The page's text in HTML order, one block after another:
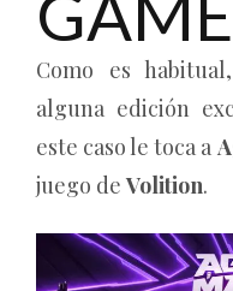
Como es habitual,
alguna edición
este caso le toca a
juego deVolition.